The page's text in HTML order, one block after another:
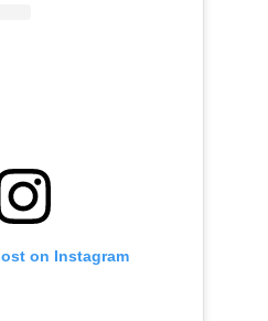
on Instagram